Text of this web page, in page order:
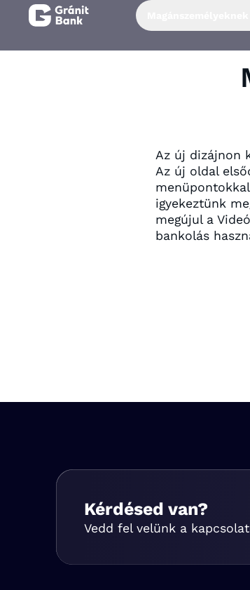
Az új dizájnon
Az új oldal
igyekeztünk
megújul a
bankolás
Kérdésed van?
Vedd fel velünk a